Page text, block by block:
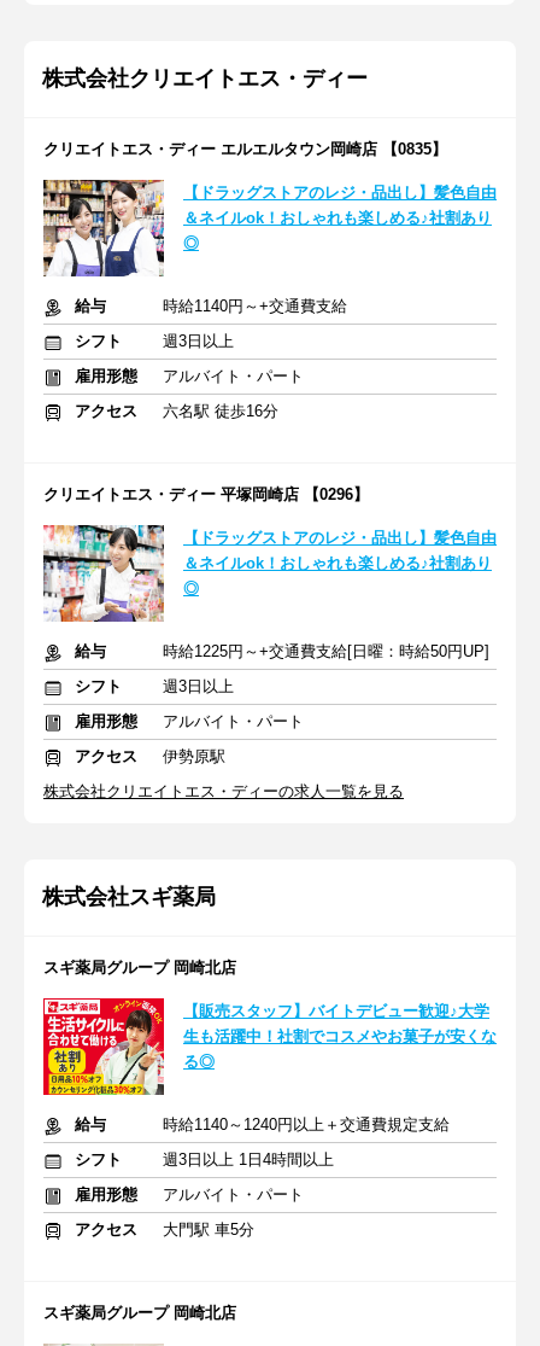
株式会社クリエイトエス・ディー
クリエイトエス・ディー エルエルタウン岡崎店 【0835】
【ドラッグストアのレジ・品出し】髪色自由
＆ネイルok！おしゃれも楽しめる♪社割あり
◎
給与
時給1140円～+交通費支給
シフト
週3日以上
雇用形態
アルバイト・パート
アクセス
六名駅 徒歩16分
クリエイトエス・ディー 平塚岡崎店 【0296】
【ドラッグストアのレジ・品出し】髪色自由
＆ネイルok！おしゃれも楽しめる♪社割あり
◎
給与
時給1225円～+交通費支給[日曜：時給50円UP]
シフト
週3日以上
雇用形態
アルバイト・パート
アクセス
伊勢原駅
株式会社クリエイトエス・ディーの求人一覧を見る
株式会社スギ薬局
スギ薬局グループ 岡崎北店
【販売スタッフ】バイトデビュー歓迎♪大学
生も活躍中！社割でコスメやお菓子が安くな
る◎
給与
時給1140～1240円以上＋交通費規定支給
シフト
週3日以上 1日4時間以上
雇用形態
アルバイト・パート
アクセス
大門駅 車5分
スギ薬局グループ 岡崎北店